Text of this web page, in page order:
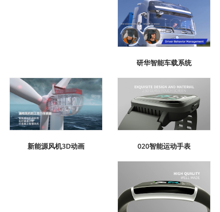
研华智能车载系统
新能源风机3D动画 020智能运动手表